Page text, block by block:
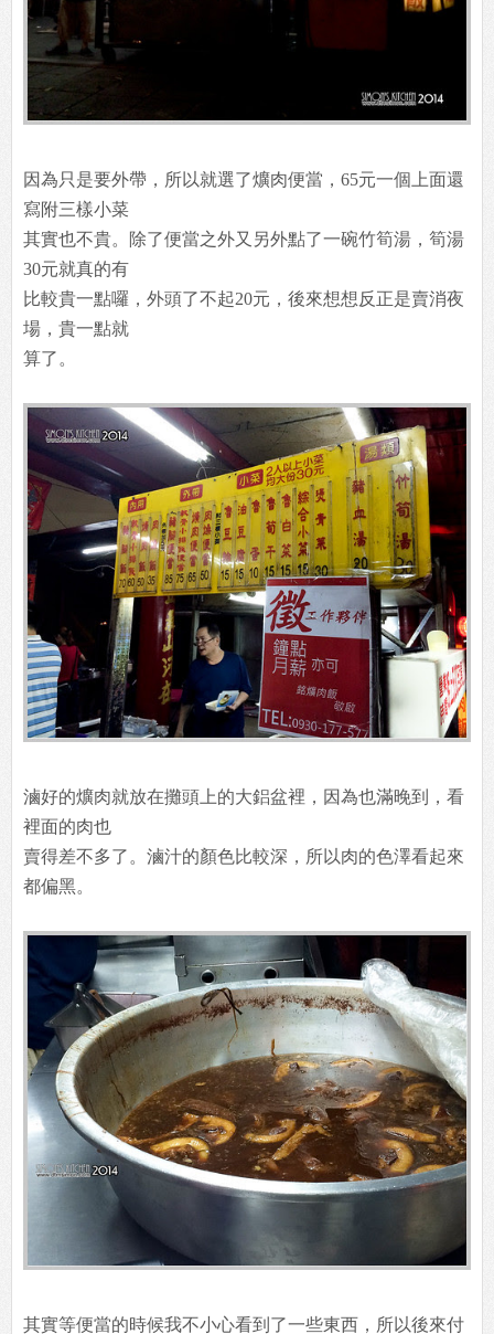
因為只是要外帶，所以就選了爌肉便當，65元一個上面還
寫附三樣小菜
其實也不貴。除了便當之外又另外點了一碗竹筍湯，筍湯
30元就真的有
比較貴一點囉，外頭了不起20元，後來想想反正是賣消夜
場，貴一點就
算了。
滷好的爌肉就放在攤頭上的大鋁盆裡，因為也滿晚到，看
裡面的肉也
賣得差不多了。滷汁的顏色比較深，所以肉的色澤看起來
都偏黑。
其實等便當的時候我不小心看到了一些東西，所以後來付